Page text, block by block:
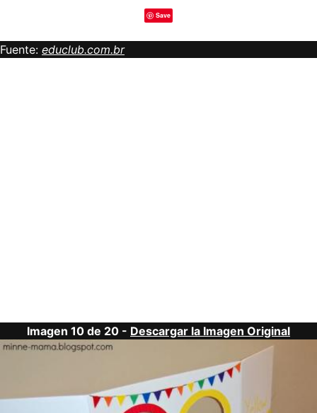
Save
Fuente: educlub.com.br
Imagen 10 de 20 - Descargar la Imagen Original